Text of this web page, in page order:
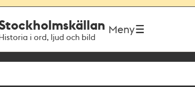
i ord, ljud och bild
Meny